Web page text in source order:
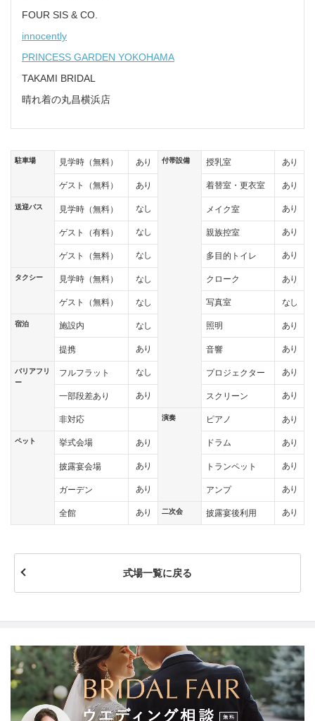
FOUR SIS & CO.
innocently
PRINCESS GARDEN YOKOHAMA
TAKAMI BRIDAL
晴れ着の丸昌横浜店
駐車場 見学時（無料） あり
ゲスト（無料） あり
送迎バス 見学時（無料） なし
ゲスト（有料） なし
ゲスト（無料） なし
タクシー 見学時（無料） なし
ゲスト（無料） なし
宿泊 施設内 なし
提携 あり
バリアフリ
ー
フルフラット なし
一部段差あり あり
非対応
ペット 挙式会場 あり
披露宴会場 あり
ガーデン あり
全館 あり
付帯設備 授乳室 あり
着替室・更衣室 あり
メイク室 あり
親族控室 あり
多目的トイレ あり
クローク あり
写真室 なし
照明 あり
音響 あり
プロジェクター あり
スクリーン あり
演奏 ピアノ あり
ドラム あり
トランペット あり
アンプ あり
二次会 披露宴後利用 あり
式場一覧に戻る